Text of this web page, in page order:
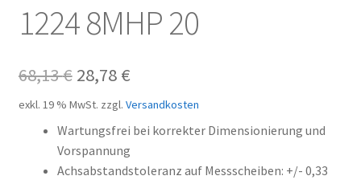
Warenkorb
Wiederruf
Zahlungsarten
1224 8MHP 20
68,13€ Ursprünglicher
Preis
war:
68,13 €
28,78 €Aktueller
Preis
ist:
28,78 €.
exkl. 19 % MwSt. zzgl. Versandkosten
Wartungsfrei bei korrekter Dimensionierung und
Vorspannung
Achsabstandstoleranz auf Messscheiben: +/- 0,33